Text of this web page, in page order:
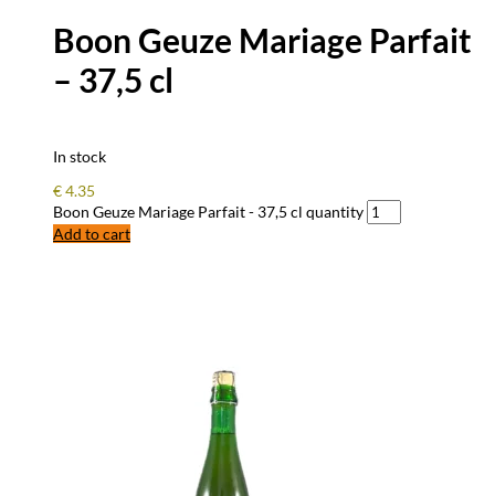
Boon Geuze Mariage Parfait
– 37,5 cl
In stock
€4.35
Boon Geuze Mariage Parfait - 37,5 cl quantity
Add to cart